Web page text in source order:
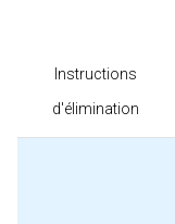
Instructions
d'élimination